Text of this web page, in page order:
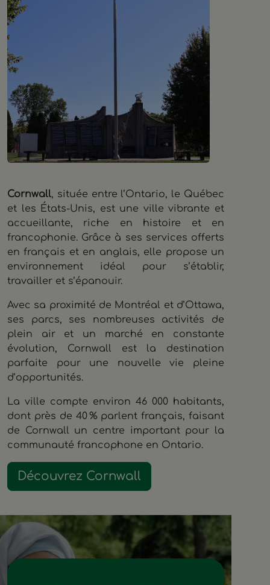
Cornwall, située entre l’Ontario, le Québec
et les États-Unis, est une ville vibrante et
accueillante, riche en histoire et en
francophonie. Grâce à ses services offerts
en français et en anglais, elle propose un
environnement idéal pour s’établir,
travailler et s’épanouir.
Avec sa proximité de Montréal et d’Ottawa,
ses parcs, ses nombreuses activités de
plein air et un marché en constante
évolution, Cornwall est la destination
parfaite pour une nouvelle vie pleine
d’opportunités.
La ville compte environ 46 000 habitants,
dont près de 40 % parlent français, faisant
de Cornwall un centre important pour la
communauté francophone en Ontario.
Découvrez Cornwall